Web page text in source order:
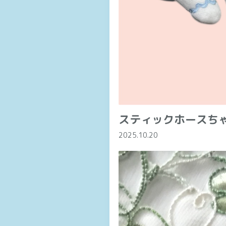
スティックホースち
2025.10.20